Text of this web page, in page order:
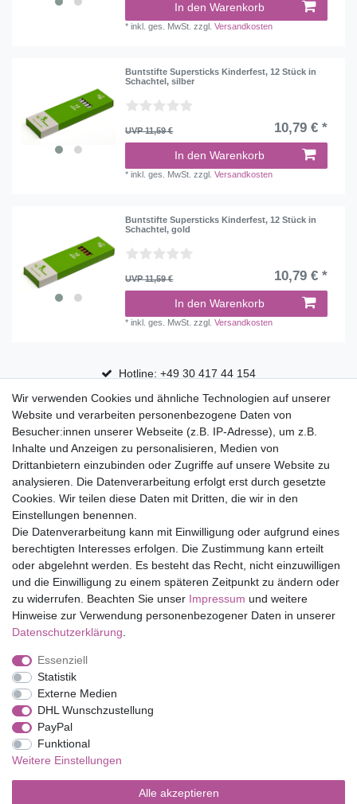
In den Warenkorb
*inkl. ges. MwSt. zzgl.Versandkosten
Buntstifte Supersticks Kinderfest, 12 Stück in
Schachtel, silber
UVP 11,59 € 10,79 € *
In den Warenkorb
*inkl. ges. MwSt. zzgl.Versandkosten
Buntstifte Supersticks Kinderfest, 12 Stück in
Schachtel, gold
UVP 11,59 € 10,79 € *
In den Warenkorb
*inkl. ges. MwSt. zzgl.Versandkosten
Hotline: +49 30 417 44 154
30 Tage Rückgaberecht
Versandfrei ab 75 € in Deutschland
Top Marken
Eduplay
Folia Bringmann
Shop
Mein Konto
Service
Versandkosten
Impressum
Barrierefreiheitserklärung
Wir verwenden Cookies und ähnliche Technologien auf unserer
Website und verarbeiten personenbezogene Daten von
Besucher:innen unserer Webseite (z.B. IP-Adresse), um z.B.
Inhalte und Anzeigen zu personalisieren, Medien von
Drittanbietern einzubinden oder Zugriffe auf unsere Website zu
analysieren. Die Datenverarbeitung erfolgt erst durch gesetzte
Cookies. Wir teilen diese Daten mit Dritten, die wir in den
Einstellungen benennen.
Die Datenverarbeitung kann mit Einwilligung oder aufgrund eines
berechtigten Interesses erfolgen. Die Zustimmung kann erteilt
oder abgelehnt werden. Es besteht das Recht, nicht einzuwilligen
und die Einwilligung zu einem späteren Zeitpunkt zu ändern oder
zu widerrufen. Beachten Sie unser Impressum und weitere
Hinweise zur Verwendung personenbezogener Daten in unserer
Daten­schutz­erklärung
Essenziell
Statistik
Externe Medien
DHL Wunschzustellung
PayPal
Funktional
Weitere Einstellungen
Alle akzeptieren